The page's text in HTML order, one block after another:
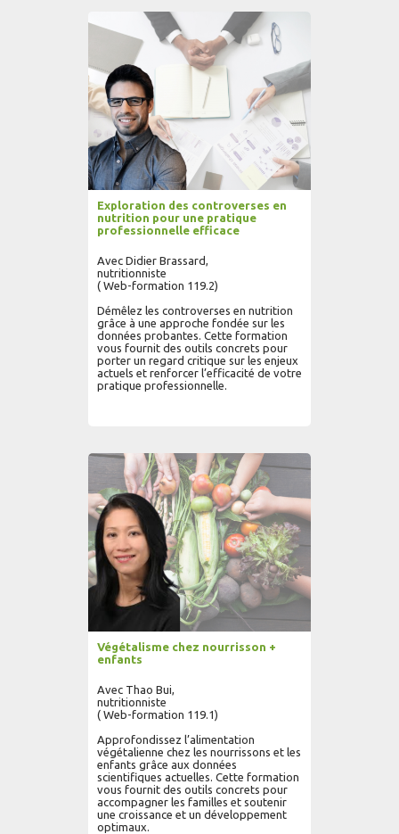
AJOUTER AU PANIER LIRE PLUS...
Exploration des controverses en
nutrition pour une pratique
professionnelle efficace
Avec Didier Brassard,
nutritionniste
( Web-formation 119.2)
Démêlez les controverses en nutrition
grâce à une approche fondée sur les
données probantes. Cette formation
vous fournit des outils concrets pour
porter un regard critique sur les enjeux
actuels et renforcer l’efficacité de votre
pratique professionnelle.
AJOUTER AU PANIER LIRE PLUS...
Végétalisme chez nourrisson +
enfants
Avec Thao Bui,
nutritionniste
( Web-formation 119.1)
Approfondissez l’alimentation
végétalienne chez les nourrissons et les
enfants grâce aux données
scientifiques actuelles. Cette formation
vous fournit des outils concrets pour
accompagner les familles et soutenir
une croissance et un développement
optimaux.